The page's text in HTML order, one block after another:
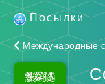
Посылки
Международные